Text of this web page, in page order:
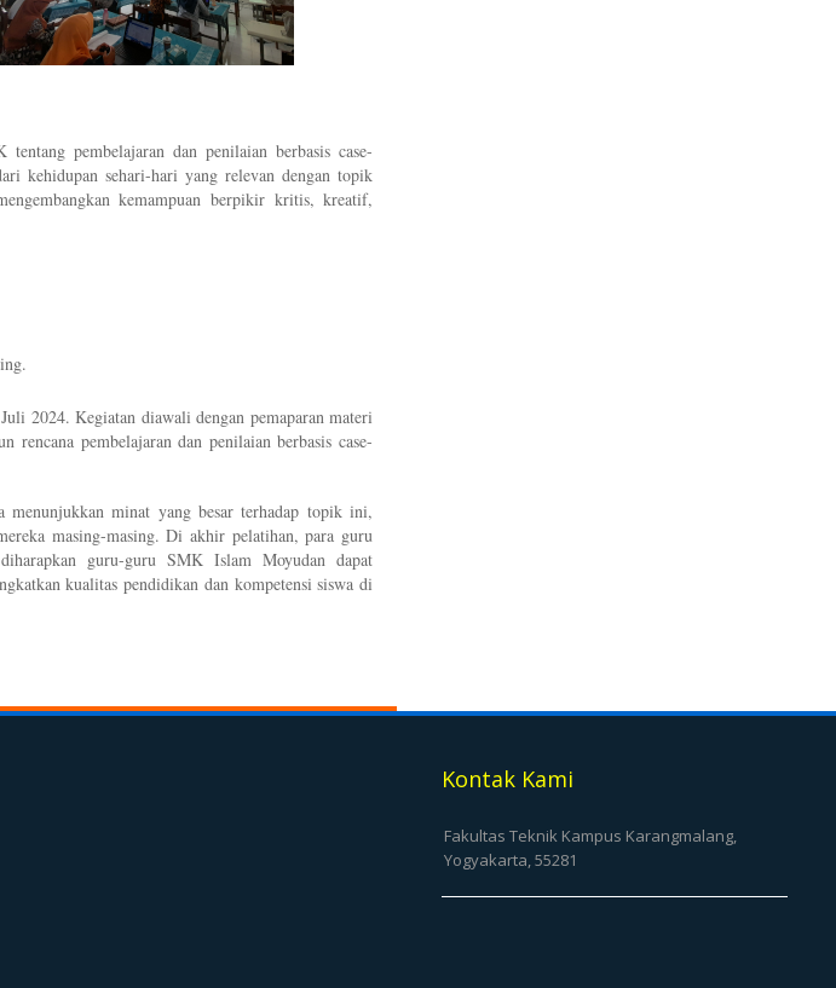
pembelajaran dan penilaian berbasis case-
kehidupan sehari-hari yang relevan dengan topik
kemampuan berpikir kritis, kreatif,
2024. Kegiatan diawali dengan pemaparan materi
rencana pembelajaran dan penilaian berbasis case-
menunjukkan minat yang besar terhadap topik ini,
masing-masing. Di akhir pelatihan, para guru
guru-guru SMK Islam Moyudan dapat
kualitas pendidikan dan kompetensi siswa di
Kontak Kami
Fakultas Teknik Kampus Karangmalang,
Yogyakarta, 55281